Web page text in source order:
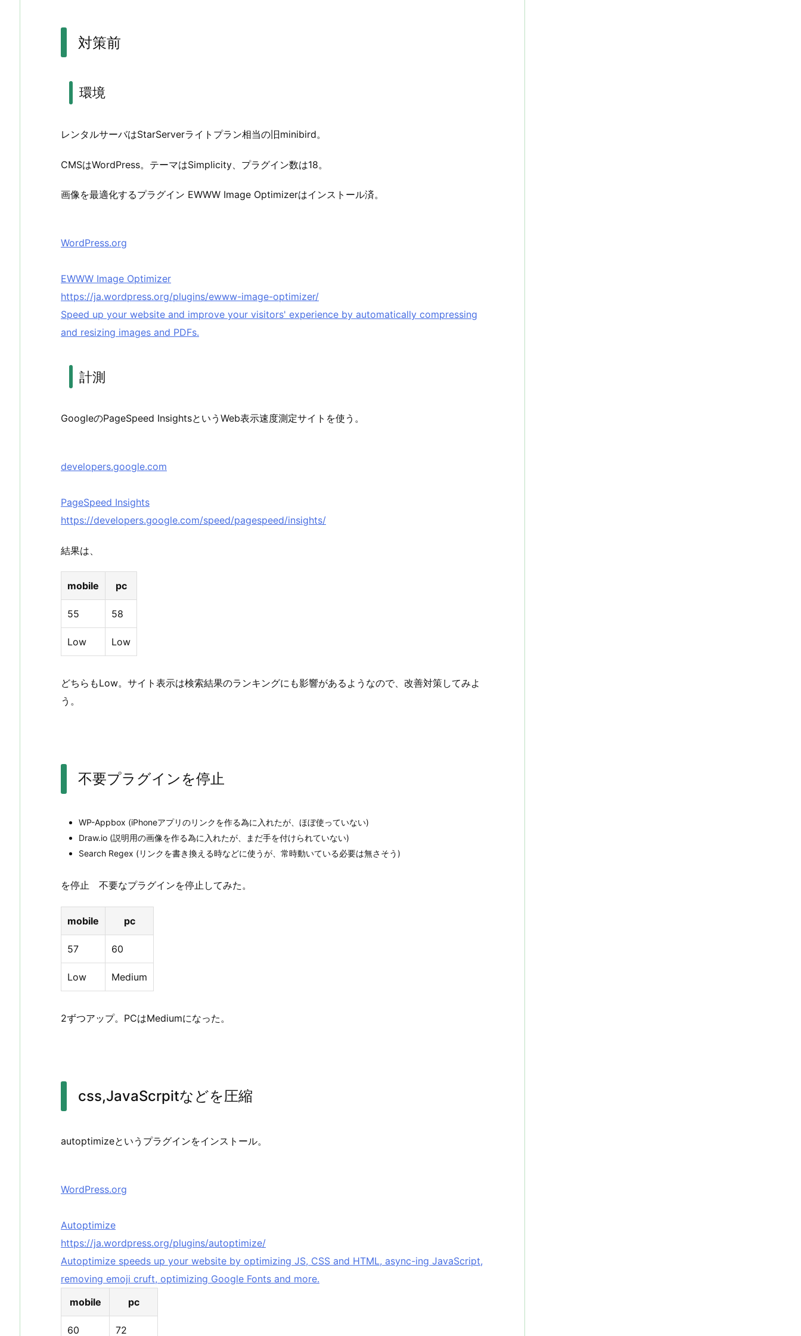
対策前
環境
レンタルサーバはStarServerライトプラン相当の旧minibird。
CMSはWordPress。テーマはSimplicity、プラグイン数は18。
画像を最適化するプラグイン EWWW Image Optimizerはインストール済。
WordPress.org
EWWW Image Optimizer
https://ja.wordpress.org/plugins/ewww-image-optimizer/
Speed up your website and improve your visitors' experience by automatically compressing
and resizing images and PDFs.
計測
GoogleのPageSpeed InsightsというWeb表示速度測定サイトを使う。
developers.google.com
PageSpeed Insights
https://developers.google.com/speed/pagespeed/insights/
結果は、
mobile pc
55 58
Low Low
どちらもLow。サイト表示は検索結果のランキングにも影響があるようなので、改善対策してみよ
う。
不要プラグインを停止
WP-Appbox (iPhoneアプリのリンクを作る為に入れたが、ほぼ使っていない)
Draw.io (説明用の画像を作る為に入れたが、まだ手を付けられていない)
Search Regex (リンクを書き換える時などに使うが、常時動いている必要は無さそう)
を停止 不要なプラグインを停止してみた。
mobile pc
57 60
Low Medium
2ずつアップ。PCはMediumになった。
css,JavaScrpitなどを圧縮
autoptimizeというプラグインをインストール。
WordPress.org
Autoptimize
https://ja.wordpress.org/plugins/autoptimize/
Autoptimize speeds up your website by optimizing JS, CSS and HTML, async-ing JavaScript,
removing emoji cruft, optimizing Google Fonts and more.
mobile
pc
60 72